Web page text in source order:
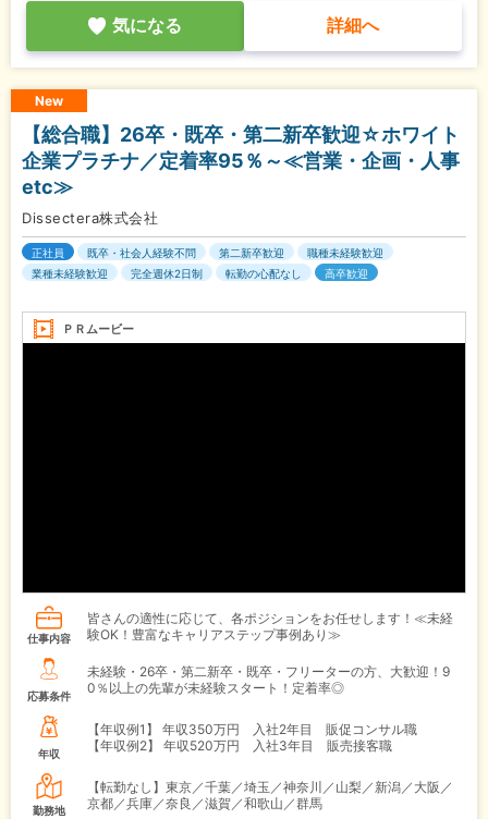
気になる 詳細へ
New
【総合職】26卒・既卒・第二新卒歓迎☆ホワイト
企業プラチナ／定着率95％～≪営業・企画・人事
etc≫
Dissectera株式会社
正社員 既卒・社会人経験不問 第二新卒歓迎
職種未経験歓迎
業種未経験歓迎
完全週休2日制 転勤の心配なし 高卒歓迎
ＰＲムービー
仕事内容
皆さんの適性に応じて、各ポジションをお任せします！≪未経
験OK！豊富なキャリアステップ事例あり≫
応募条件
未経験・26卒・第二新卒・既卒・フリーターの方、大歓迎！9
0％以上の先輩が未経験スタート！定着率◎
年収
【年収例1】
年収350万円 入社2年目 販促コンサル職
【年収例2】
年収520万円 入社3年目 販売接客職
勤務地
【転勤なし】東京／千葉／埼玉／神奈川／山梨／新潟／大阪／
京都／兵庫／奈良／滋賀／和歌山／群馬